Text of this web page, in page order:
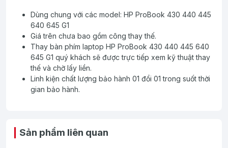
Dùng chung với các model: HP ProBook 430 440 445
640 645 G1
Giá trên chưa bao gồm công thay thế.
Thay bàn phím laptop HP ProBook 430 440 445 640
645 G1 quý khách sẽ được trực tiếp xem kỹ thuật thay
thế và chờ lấy liền.
Linh kiện chất lượng bảo hành 01 đổi 01 trong suốt thời
gian bảo hành.
Sản phẩm liên quan